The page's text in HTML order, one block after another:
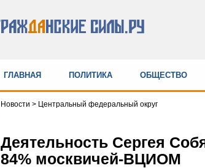
ГЛАВНАЯ ПОЛИТИКА ОБЩЕСТВО
Новости > Центральный федеральный округ
Деятельность Сергея
84% москвичей-ВЦИОМ